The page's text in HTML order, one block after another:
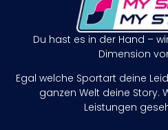
Du hast es in der Hand –
Dimension
Egal welche Sportart deine
ganzen Welt deine Story.
Leistungen